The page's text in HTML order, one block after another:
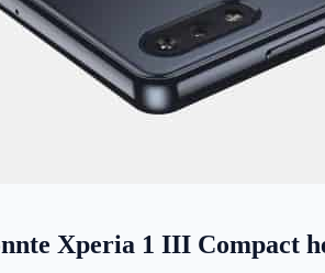
Xperia 1 III Compact